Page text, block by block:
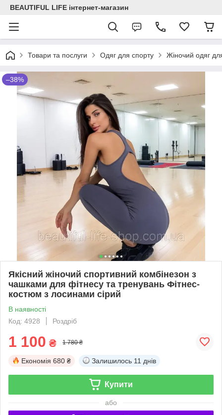
BEAUTIFUL LIFE інтернет-магазин
Товари та послуги Одяг для спорту Жіночий одяг
–38%
Якісний жіночий спортивний комбінезон з
чашками для фітнесу та тренувань Фітнес-
костюм з лосинами сірий
В наявності
Код: 4928
Роздріб
1 100 ₴ 1 780 ₴
Економія 680 ₴ Залишилось 11 днів
Купити
або